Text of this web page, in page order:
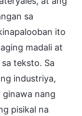
sa
ito
madali at
teksto. Sa
industriya,
ginawa nang
pisikal na